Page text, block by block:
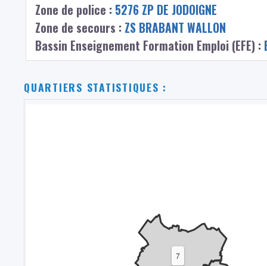
Zone de police : 5276 ZP DE JODOIGNE
Zone de secours : ZS BRABANT WALLON
Bassin Enseignement Formation Emploi (EFE) :
QUARTIERS STATISTIQUES :
7